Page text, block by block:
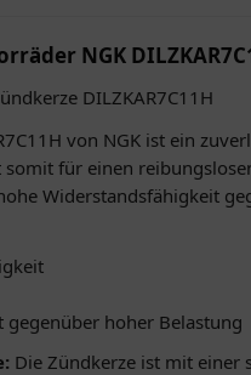
NGK
DILZKAR7C11H
von NGK ist ein
für einen
Widerstandsfähigkeit
hoher Belastung
Die Zündkerze ist mit einer